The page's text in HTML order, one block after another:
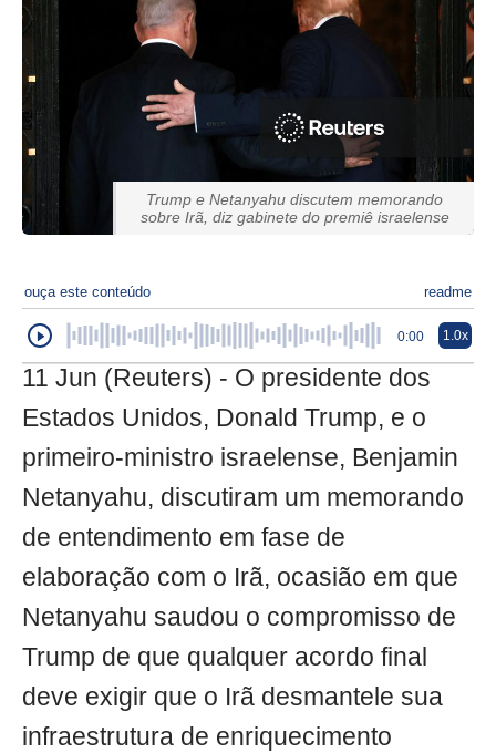
Trump e Netanyahu discutem memorando
sobre Irã, diz gabinete do premiê israelense
ouça este conteúdo readme
0:00 1.0x
11 Jun (Reuters) - O presidente dos
Estados Unidos, Donald Trump, e o
primeiro-ministro israelense, Benjamin
Netanyahu, discutiram um memorando
de entendimento em fase de
elaboração com o Irã, ocasião em que
Netanyahu saudou o compromisso de
Trump de que qualquer acordo final
deve exigir que o Irã desmantele sua
infraestrutura de enriquecimento